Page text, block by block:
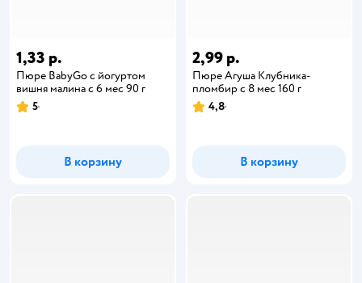
1,33 р.
Пюре BabyGo с йогуртом
вишня малина с 6 мес 90 г
5
В корзину
2,99 р.
Пюре Агуша Клубника-
пломбир с 8 мес 160 г
4,8
В корзину